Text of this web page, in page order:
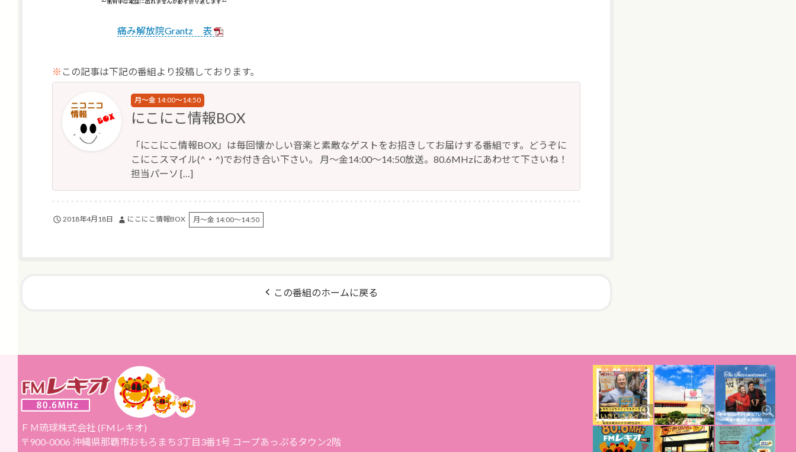
痛み解放院Grantz 表
※ この記事は下記の番組より投稿しております。
月～金 14:00～14:50
にこにこ情報BOX
「にこにこ情報BOX」は毎回懐かしい音楽と素敵なゲストをお招きしてお届けする番組です。どうぞに
こにこスマイル(^・^)でお付き合い下さい。 月～金14:00～14:50放送。80.6MHzにあわせて下さいね！
担当パーソ […]
2018年4月18日 にこにこ情報BOX 月～金 14:00～14:50
この番組のホームに戻る
ＦＭ琉球株式会社 (FMレキオ)
〒900-0006 沖縄県那覇市おもろまち3丁目3番1号 コープあっぷるタウン2階